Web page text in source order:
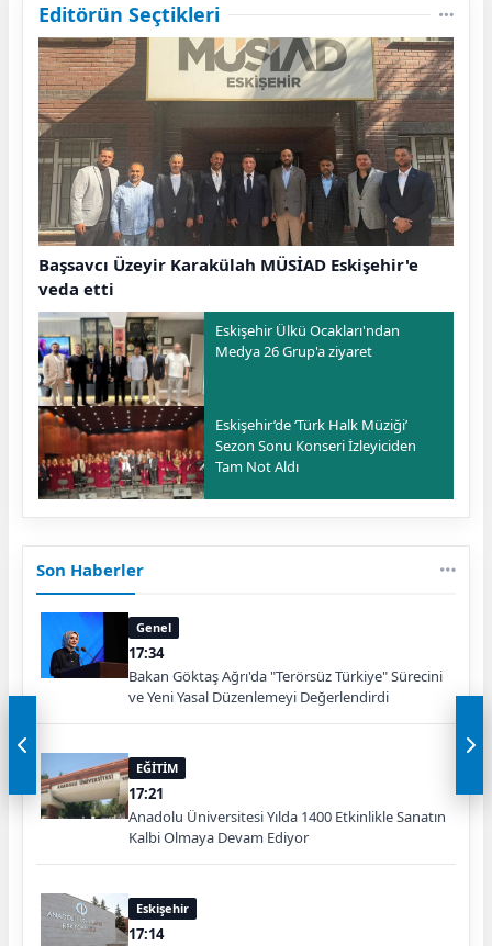
Editörün Seçtikleri
Başsavcı Üzeyir Karakülah MÜSİAD Eskişehir'e
veda etti
Eskişehir Ülkü Ocakları'ndan
Medya 26 Grup'a ziyaret
Eskişehir’de ‘Türk Halk Müziği’
Sezon Sonu Konseri İzleyiciden
Tam Not Aldı
Son Haberler
Genel
17:34
Bakan Göktaş Ağrı'da "Terörsüz Türkiye" Sürecini
ve Yeni Yasal Düzenlemeyi Değerlendirdi
EĞİTİM
17:21
Anadolu Üniversitesi Yılda 1400 Etkinlikle Sanatın
Kalbi Olmaya Devam Ediyor
Eskişehir
17:14